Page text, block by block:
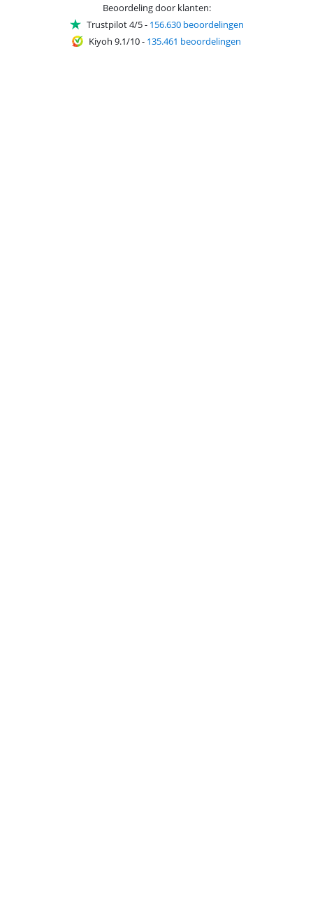
Beoordeling door klanten:
Trustpilot 4/5- 156.630 beoordelingen
Kiyoh 9.1/10- 135.461 beoordelingen